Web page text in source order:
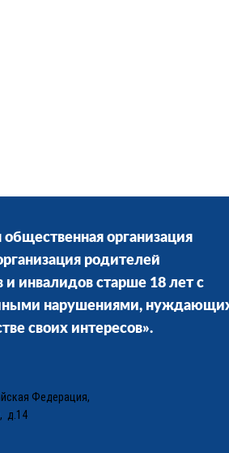
организация
родителей
инвалидов старше 18 лет с
нарушениями,
своих интересов».
Федерация,
д.14